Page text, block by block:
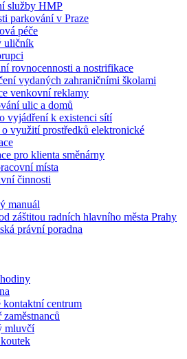
služby HMP
parkování v Praze
péče
uličník
rovnocennosti a nostrifikace
vydaných zahraničními školami
venkovní reklamy
ulic a domů
vyjádření k existenci sítí
o využití prostředků elektronické
pro klienta směnárny
místa
činnosti
manuál
záštitou radních hlavního města Prahy
právní poradna
kontaktní centrum
zaměstnanců
mluvčí